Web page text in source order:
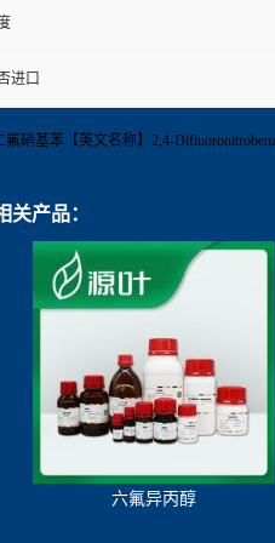
进口
氟硝基苯【英文名称】2,4-
关产品：
六氟异丙醇